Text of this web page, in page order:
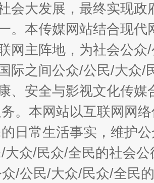
会大发展，最终实现
。本传媒网站结合现
网主阵地，为社会公
际之间公众/公民/大众/
、安全与影视文化传
。本网站以互联网网
日常生活事实，维护
众/民众/全民的社会公
众/公民/大众/民众/全民